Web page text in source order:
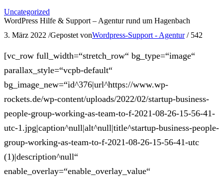
Uncategorized
WordPress Hilfe & Support – Agentur rund um Hagenbach
3. März 2022 /Gepostet vonWordpress-Support - Agentur / 542
[vc_row full_width=“stretch_row“ bg_type=“image“
parallax_style=“vcpb-default“
bg_image_new=“id^376|url^https://www.wp-
rockets.de/wp-content/uploads/2022/02/startup-business-
people-group-working-as-team-to-f-2021-08-26-15-56-41-
utc-1.jpg|caption^null|alt^null|title^startup-business-people-
group-working-as-team-to-f-2021-08-26-15-56-41-utc
(1)|description^null“
enable_overlay=“enable_overlay_value“